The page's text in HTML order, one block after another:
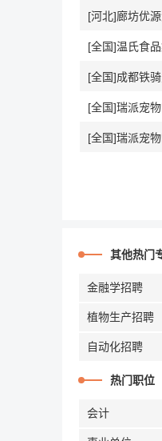
[河北]廊坊优
[全国]温氏食
[全国]成都铁
[全国]瑞派宠
[全国]瑞派宠
其他热门
金融学招聘
植物生产招聘
自动化招聘
热门职位
会计